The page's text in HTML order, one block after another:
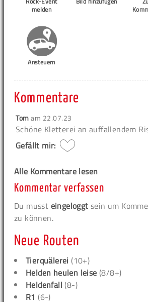
melden
Ansteuern
Kommentare
Tomam 22.07.23
Schöne Kletterei an auffallendem
Gefällt mir:
Alle Kommentare lesen
Kommentar verfassen
Du musst eingeloggt sein um
zu können.
Neue Routen
Tierquälerei (10+)
Helden heulen leise (8/8+)
Heldenfall (8-)
R1 (6-)